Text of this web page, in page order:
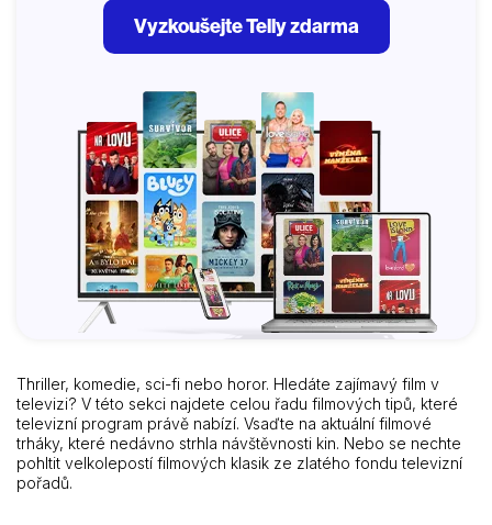
Vyzkoušejte Telly zdarma
Thriller, komedie, sci-fi nebo horor. Hledáte zajímavý film v
televizi? V této sekci najdete celou řadu filmových tipů, které
televizní program právě nabízí. Vsaďte na aktuální filmové
trháky, které nedávno strhla návštěvnosti kin. Nebo se nechte
pohltit velkolepostí filmových klasik ze zlatého fondu televizní
pořadů.